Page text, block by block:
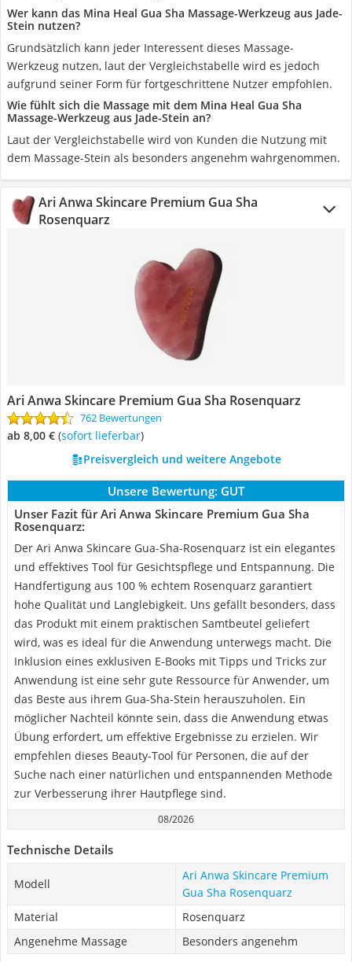
Wer kann das Mina Heal Gua Sha Massage-Werkzeug aus Jade-
Stein nutzen?
Grundsätzlich kann jeder Interessent dieses Massage-
Werkzeug nutzen, laut der Vergleichstabelle wird es jedoch
aufgrund seiner Form für fortgeschrittene Nutzer empfohlen.
Wie fühlt sich die Massage mit dem Mina Heal Gua Sha
Massage-Werkzeug aus Jade-Stein an?
Laut der Vergleichstabelle wird von Kunden die Nutzung mit
dem Massage-Stein als besonders angenehm wahrgenommen.
Ari Anwa Skincare Premium Gua Sha
Rosenquarz
Ari Anwa Skincare Premium Gua Sha Rosenquarz
762 Bewertungen
ab 8,00 € ( Sofort lieferbar)
Preisvergleich und weitere Angebote
Unsere Bewertung: GUT
Unser Fazit für Ari Anwa Skincare Premium Gua Sha
Rosenquarz:
Der Ari Anwa Skincare Gua-Sha-Rosenquarz ist ein elegantes
und effektives Tool für Gesichtspflege und Entspannung. Die
Handfertigung aus 100 % echtem Rosenquarz garantiert
hohe Qualität und Langlebigkeit. Uns gefällt besonders, dass
das Produkt mit einem praktischen Samtbeutel geliefert
wird, was es ideal für die Anwendung unterwegs macht. Die
Inklusion eines exklusiven E-Books mit Tipps und Tricks zur
Anwendung ist eine sehr gute Ressource für Anwender, um
das Beste aus ihrem Gua-Sha-Stein herauszuholen. Ein
möglicher Nachteil könnte sein, dass die Anwendung etwas
Übung erfordert, um effektive Ergebnisse zu erzielen. Wir
empfehlen dieses Beauty-Tool für Personen, die auf der
Suche nach einer natürlichen und entspannenden Methode
zur Verbesserung ihrer Hautpflege sind.
08/2026
Technische Details
Modell
Ari Anwa Skincare Premium
Gua Sha Rosenquarz
Material
Rosenquarz
Angenehme Massage
Besonders angenehm